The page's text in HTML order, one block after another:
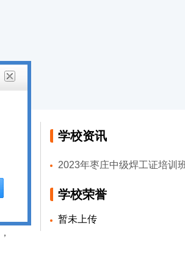
学校资讯
学校荣誉
暂未上传